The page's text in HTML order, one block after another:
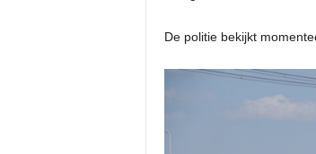
De politie bekijkt